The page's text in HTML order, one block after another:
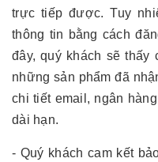
trực tiếp được. Tuy
thông tin bằng cách
đây, quý khách sẽ thấy
những sản phẩm đã
chi tiết email, ngân
dài hạn.
- Quý khách cam kết